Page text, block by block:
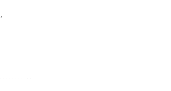
,